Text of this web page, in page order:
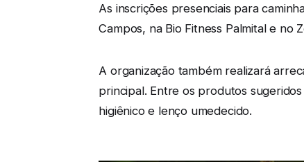
As inscrições presenciais para
Campos, na Bio Fitness Palmital e no
A organização também realizará
principal. Entre os produtos
higiênico e lenço umedecido.